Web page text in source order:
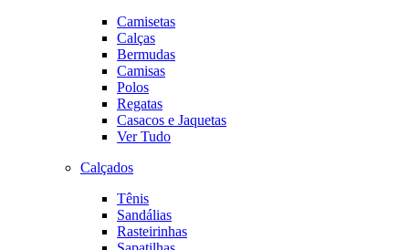
Camisetas
Calças
Bermudas
Camisas
Polos
Regatas
Casacos e Jaquetas
Ver Tudo
Calçados
Tênis
Sandálias
Rasteirinhas